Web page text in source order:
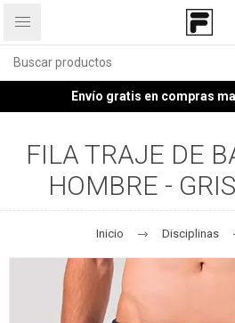
Envío gratis en compras
FILA TRAJE DE
HOMBRE -
Inicio Disciplinas